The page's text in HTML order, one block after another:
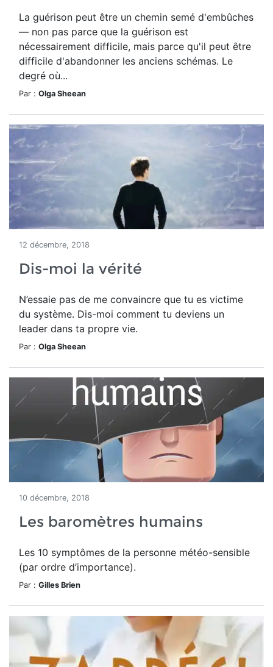
La guérison peut être un chemin semé d'embûches
— non pas parce que la guérison est
nécessairement difficile, mais parce qu'il peut être
difficile d'abandonner les anciens schémas. Le
degré où...
Par : Olga Sheean
12 décembre, 2018
Dis-moi la vérité
N’essaie pas de me convaincre que tu es victime
du système. Dis-moi comment tu deviens un
leader dans ta propre vie.
Par : Olga Sheean
10 décembre, 2018
Les baromètres humains
Les 10 symptômes de la personne météo-sensible
(par ordre d’importance).
Par : Gilles Brien